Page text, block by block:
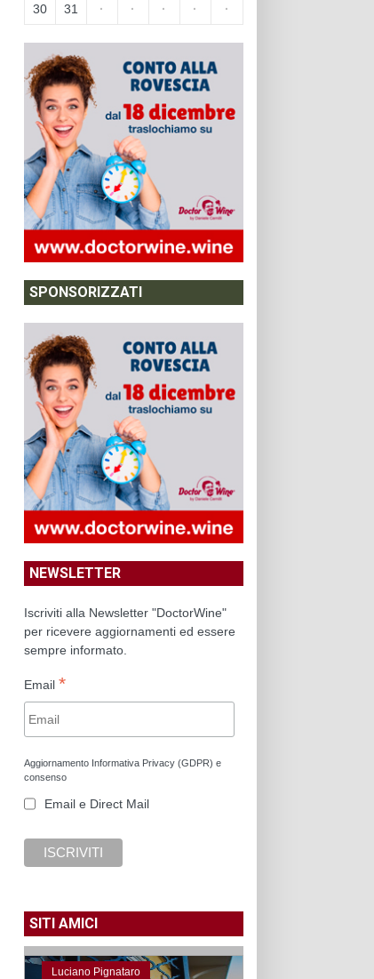
30 31 · · · · ·
SPONSORIZZATI
NEWSLETTER
Iscriviti alla Newsletter "DoctorWine"
per ricevere aggiornamenti ed essere
sempre informato.
Email *
Aggiornamento Informativa Privacy (GDPR) e
consenso
Email e Direct Mail
SITI AMICI
Luciano Pignataro